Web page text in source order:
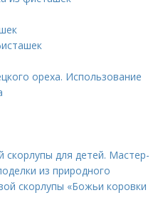
ореха. Использование
скорлупы для детей. Мастер-
из природного
скорлупы «Божьи коровки